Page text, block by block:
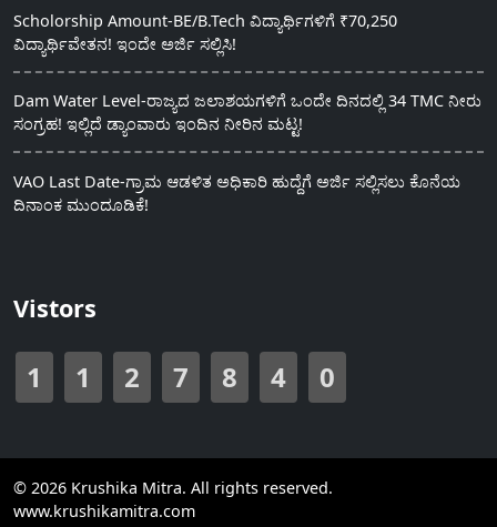
Scholorship Amount-BE/B.Tech ವಿದ್ಯಾರ್ಥಿಗಳಿಗೆ ₹70,250
ವಿದ್ಯಾರ್ಥಿವೇತನ! ಇಂದೇ ಅರ್ಜಿ ಸಲ್ಲಿಸಿ!
Dam Water Level-ರಾಜ್ಯದ ಜಲಾಶಯಗಳಿಗೆ ಒಂದೇ ದಿನದಲ್ಲಿ 34 TMC ನೀರು
ಸಂಗ್ರಹ! ಇಲ್ಲಿದೆ ಡ್ಯಾಂವಾರು ಇಂದಿನ ನೀರಿನ ಮಟ್ಟ!
VAO Last Date-ಗ್ರಾಮ ಆಡಳಿತ ಅಧಿಕಾರಿ ಹುದ್ದೆಗೆ ಅರ್ಜಿ ಸಲ್ಲಿಸಲು ಕೊನೆಯ
ದಿನಾಂಕ ಮುಂದೂಡಿಕೆ!
Vistors
1 1 2 7 8 4 0
© 2026 Krushika Mitra. All rights reserved.
www.krushikamitra.com